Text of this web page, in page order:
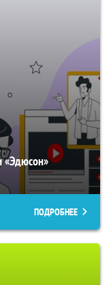
«Эдюсон»
ПОДРОБНЕЕ